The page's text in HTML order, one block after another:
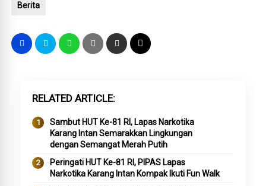
Berita
RELATED ARTICLE
Sambut HUT Ke-81 RI, Lapas Narkotika
Karang Intan Semarakkan Lingkungan
dengan Semangat Merah Putih
Peringati HUT Ke-81 RI, PIPAS Lapas
Narkotika Karang Intan Kompak Ikuti Fun Walk